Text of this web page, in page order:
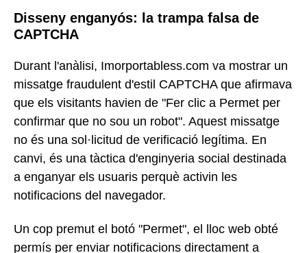
Disseny enganyós: la trampa falsa de
CAPTCHA
Durant l'anàlisi, Imorportabless.com va mostrar un
missatge fraudulent d'estil CAPTCHA que afirmava
que els visitants havien de "Fer clic a Permet per
confirmar que no sou un robot". Aquest missatge
no és una sol·licitud de verificació legítima. En
canvi, és una tàctica d'enginyeria social destinada
a enganyar els usuaris perquè activin les
notificacions del navegador.
Un cop premut el botó "Permet", el lloc web obté
permís per enviar notificacions directament a